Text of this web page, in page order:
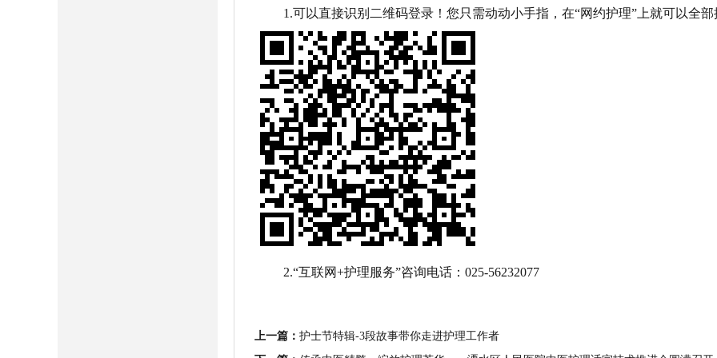
1.可以直接识别二维码登录！您只需动动小手指，在“网约护理”上就可以全
2.“互联网+护理服务”咨询电话：025-56232077
上一篇： 护士节特辑-3段故事带你走进护理工作者